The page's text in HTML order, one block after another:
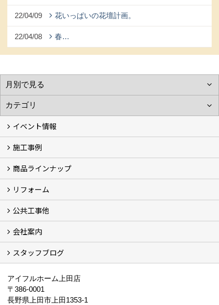
22/04/09 花いっぱいの花壇計画。
22/04/08 春…
イベント情報
イベント予告
過去のイベント
施工事例
フォトギャラリー
モデルハウス (7)
現場レポート
完工事例
お客様の声
商品ラインナップ
商品ラインアップ一覧
FAVO（フェイボ）【自由設計】
Lodina（ロディナ）【規格住宅】
全館空調システム
リフォーム
コンセプト (2)
選ばれる理由
施工実例（フォトギャラリー）
公共工事他
建築工事 実績
土木工事 実績
一般建築(別荘)
公共工事部スタッフ紹介
会社案内
社長挨拶
会社概要
採用情報
アクセス
スタッフ紹介
スタッフブログ
資格取得一覧
プライバシーポリシー
地域貢献 (3)
スタッフブログ
アイフルホーム上田店
〒386-0001
長野県上田市上田1353-1